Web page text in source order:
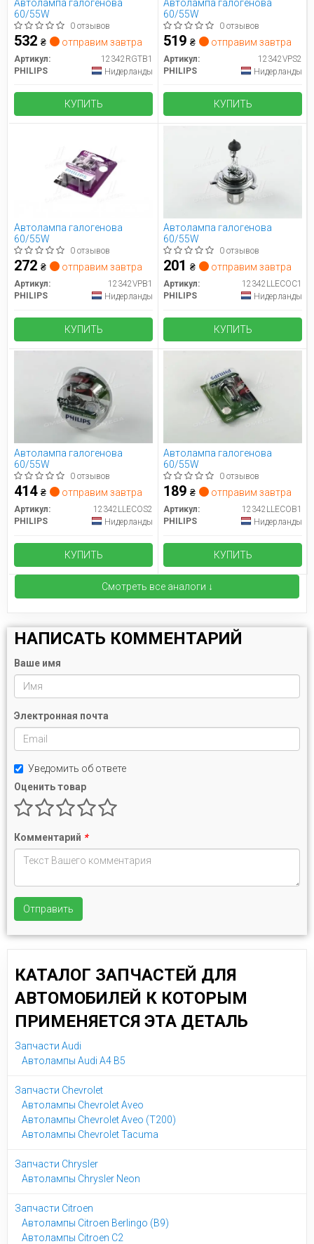
Автолампа галогенова
60/55W
0 отзывов
532 ₴ отправим завтра
Артикул:
12342RGTB1
PHILIPS
Нидерланды
КУПИТЬ
Автолампа галогенова
60/55W
0 отзывов
519 ₴ отправим завтра
Артикул:
12342VPS2
PHILIPS
Нидерланды
КУПИТЬ
Автолампа галогенова
60/55W
0 отзывов
272 ₴ отправим завтра
Артикул:
12342VPB1
PHILIPS
Нидерланды
КУПИТЬ
Автолампа галогенова
60/55W
0 отзывов
201 ₴ отправим завтра
Артикул:
12342LLECOC1
PHILIPS
Нидерланды
КУПИТЬ
Автолампа галогенова
60/55W
0 отзывов
414 ₴ отправим завтра
Артикул:
12342LLECOS2
PHILIPS
Нидерланды
КУПИТЬ
Автолампа галогенова
60/55W
0 отзывов
189 ₴ отправим завтра
Артикул:
12342LLECOB1
PHILIPS
Нидерланды
КУПИТЬ
Смотреть все аналоги ↓
НАПИСАТЬ КОММЕНТАРИЙ
Ваше имя
Электронная почта
Уведомить об ответе
Оценить товар
Комментарий *
Отправить
КАТАЛОГ ЗАПЧАСТЕЙ ДЛЯ
АВТОМОБИЛЕЙ К КОТОРЫМ
ПРИМЕНЯЕТСЯ ЭТА ДЕТАЛЬ
Запчасти Audi
Автолампы Audi A4 B5
Запчасти Chevrolet
Автолампы Chevrolet Aveo
Автолампы Chevrolet Aveo (T200)
Автолампы Chevrolet Tacuma
Запчасти Chrysler
Автолампы Chrysler Neon
Запчасти Citroen
Автолампы Citroen Berlingo (B9)
Автолампы Citroen C2